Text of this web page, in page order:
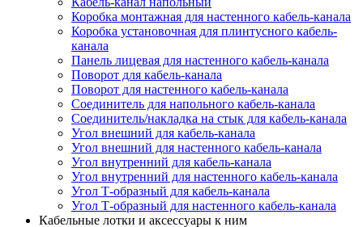
Коробка монтажная для настенного кабель-канала
Коробка установочная для плинтусного кабель-
канала
Панель лицевая для настенного кабель-канала
Поворот для кабель-канала
Поворот для настенного кабель-канала
Соединитель для напольного кабель-канала
Соединитель/накладка на стык для кабель-канала
Угол внешний для кабель-канала
Угол внешний для настенного кабель-канала
Угол внутренний для кабель-канала
Угол внутренний для настенного кабель-канала
Угол Т-образный для кабель-канала
Угол Т-образный для настенного кабель-канала
Кабельные лотки и аксессуары к ним